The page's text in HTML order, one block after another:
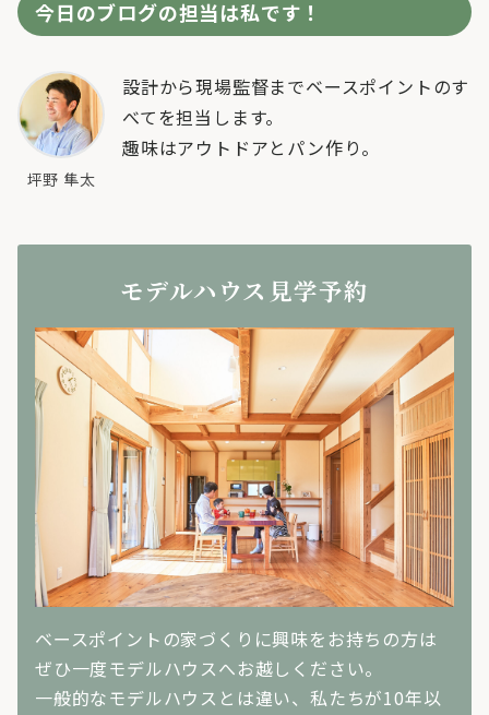
今日のブログの担当は私です！
坪野 隼太
設計から現場監督までベースポイントのす
べてを担当します。
趣味はアウトドアとパン作り。
モデルハウス見学予約
ベースポイントの家づくりに興味をお持ちの方は
ぜひ一度モデルハウスへお越しください。
一般的なモデルハウスとは違い、私たちが10年以